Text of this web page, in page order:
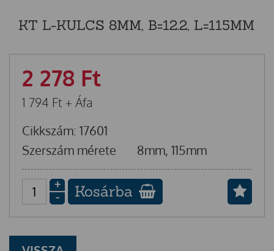
KT L-KULCS 8MM, B=12.2, L=115MM
2 278 Ft
1 794 Ft + Áfa
Cikkszám: 17601
Szerszám mérete
8mm, 115mm
+
-
Kosárba